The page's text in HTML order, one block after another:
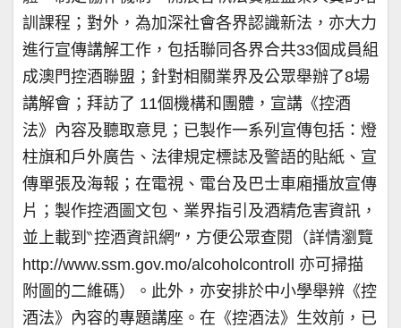
訓課程；對外，為加深社會各界認識新法，亦大力
進行宣傳講解工作，包括聯同各界合共33個成員組
成澳門控酒聯盟；針對相關業界及公眾舉辦了8場
講解會；拜訪了 11個機構和團體，宣講《控酒
法》內容及聽取意見；已製作一系列宣傳包括：燈
柱旗和戶外廣告、法律規定標誌及警語的貼紙、宣
傳單張及海報；在電視、電台及巴士車廂播放宣傳
片；製作控酒圖文包、業界指引及酒精危害資訊，
並上載到‶控酒資訊網″，方便公眾查閱（詳情瀏覽
http://www.ssm.gov.mo/alcoholcontroll 亦可掃描
附圖的二維碼）。此外，亦安排於中小學舉辨《控
酒法》內容的專題講座。在《控酒法》生效前，已